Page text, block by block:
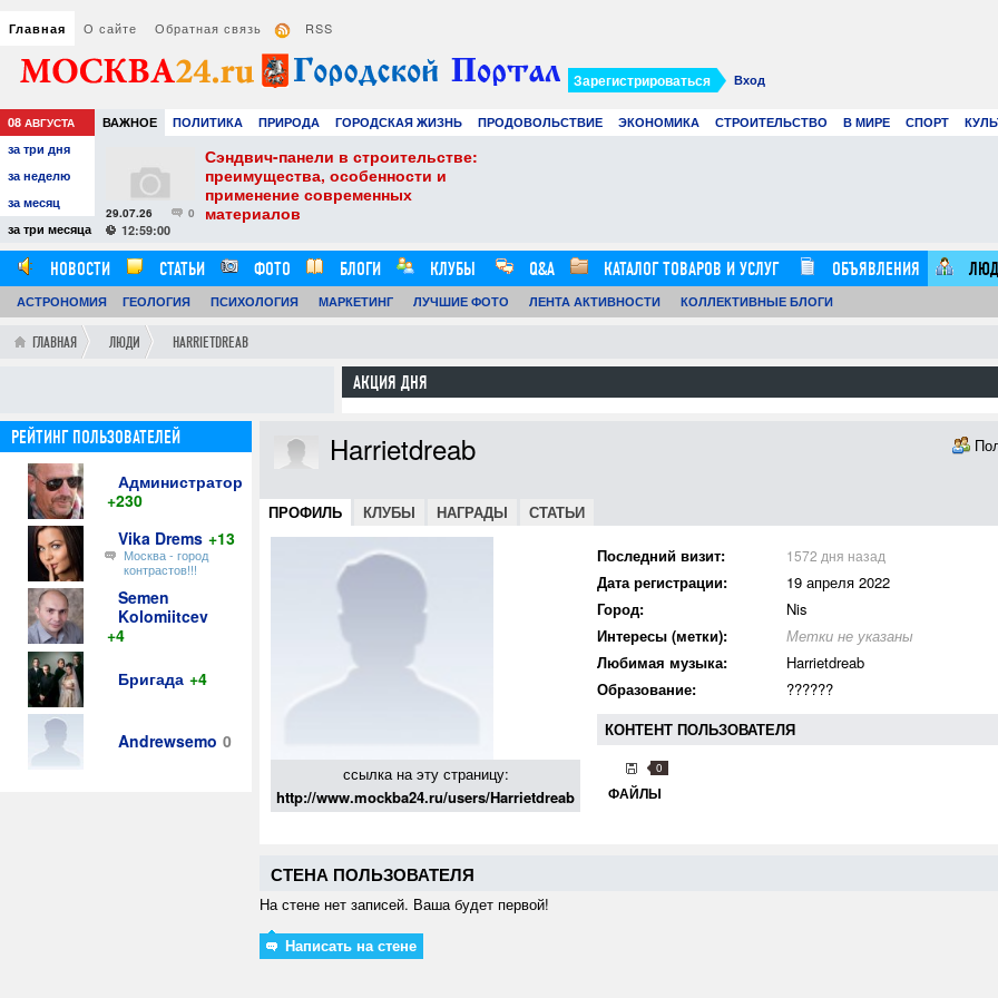
Главная О сайте Обратная связь RSS
Вход
Зарегистрироваться
08 АВГУСТА ВАЖНОЕ ПОЛИТИКА ПРИРОДА ГОРОДСКАЯ ЖИЗНЬ ПРОДОВОЛЬСТВИЕ ЭКОНОМИКА СТРОИТЕЛЬСТВО В МИРЕ СПОРТ
РАЗВЛЕЧЕНИЯ И ОТДЫХ
за три дня
за неделю
за месяц
за три месяца
советы для
0
29.07.26
12:59:00
Сэндвич-панели в строительстве:
преимущества, особенности и
применение современных
материалов
НОВОСТИ СТАТЬИ ФОТО БЛОГИ КЛУБЫ Q&A КАТАЛОГ ТОВАРОВ И УСЛУГ ОБЪЯВЛЕНИЯ
АСТРОНОМИЯ ГЕОЛОГИЯ ПСИХОЛОГИЯ МАРКЕТИНГ ЛУЧШИЕ ФОТО ЛЕНТА АКТИВНОСТИ КОЛЛЕКТИВНЫЕ БЛОГИ
ГЛАВНАЯ ЛЮДИ HARRIETDREAB
АКЦИЯ ДНЯ
Harrietdreab
ПРОФИЛЬ КЛУБЫ НАГРАДЫ СТАТЬИ
ссылка на эту страницу:
http://www.mockba24.ru/users/Harrietdreab
Последний визит: 1572 дня назад
Дата регистрации:
19 апреля 2022
Город:
Nis
Интересы (метки):
Метки не указаны
Любимая музыка:
Harrietdreab
Образование:
??????
КОНТЕНТ ПОЛЬЗОВАТЕЛЯ
0
ФАЙЛЫ
СТЕНА ПОЛЬЗОВАТЕЛЯ
На стене нет записей. Ваша будет первой!
Написать на стене
РЕЙТИНГ ПОЛЬЗОВАТЕЛЕЙ
Администратор
+230
Vika Drems +13
Москва - город
контрастов!!!
Semen
Kolomiitcev
+4
Бригада +4
Andrewsemo 0